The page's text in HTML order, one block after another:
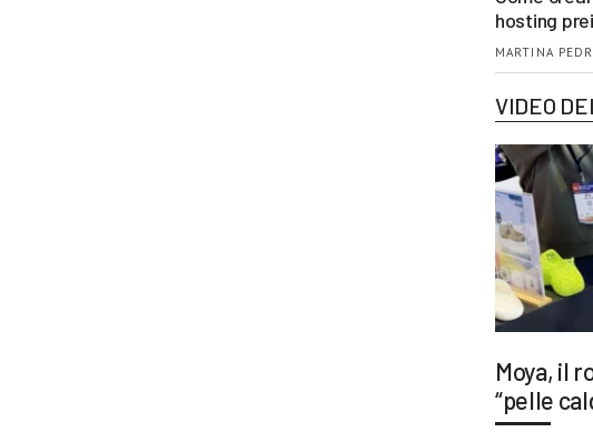
hosting
MARTINA
VIDEO
Moya, il
“pelle